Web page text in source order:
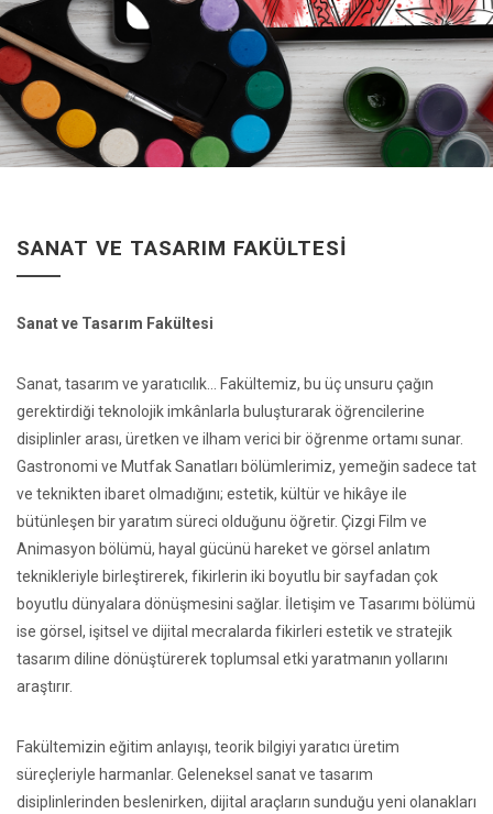
SANAT VE TASARIM FAKÜLTESI
Sanat ve Tasarım Fakültesi
Sanat, tasarım ve yaratıcılık… Fakültemiz, bu üç unsuru çağın
gerektirdiği teknolojik imkânlarla buluşturarak öğrencilerine
disiplinler arası, üretken ve ilham verici bir öğrenme ortamı sunar.
Gastronomi ve Mutfak Sanatları bölümlerimiz, yemeğin sadece tat
ve teknikten ibaret olmadığını; estetik, kültür ve hikâye ile
bütünleşen bir yaratım süreci olduğunu öğretir. Çizgi Film ve
Animasyon bölümü, hayal gücünü hareket ve görsel anlatım
teknikleriyle birleştirerek, fikirlerin iki boyutlu bir sayfadan çok
boyutlu dünyalara dönüşmesini sağlar. İletişim ve Tasarımı bölümü
ise görsel, işitsel ve dijital mecralarda fikirleri estetik ve stratejik
tasarım diline dönüştürerek toplumsal etki yaratmanın yollarını
araştırır.
Fakültemizin eğitim anlayışı, teorik bilgiyi yaratıcı üretim
süreçleriyle harmanlar. Geleneksel sanat ve tasarım
disiplinlerinden beslenirken, dijital araçların sunduğu yeni olanakları